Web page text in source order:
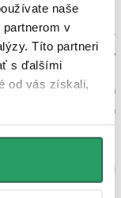
naše
v
Títo partneri
s ďalšími
od vás získali,
kompozitu,
vočipoškriabaniu,
na povrch
je veľmi ľahký na
prostriedky a mäkká
sa nedostávajú do
Povrch je veľmi
bude slúžiť počas